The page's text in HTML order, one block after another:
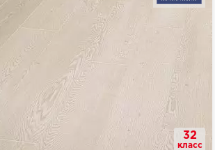
32
класс